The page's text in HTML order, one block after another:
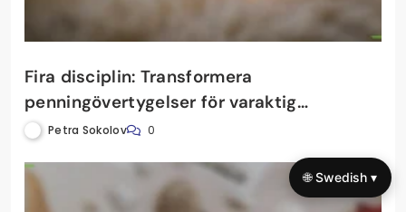
Fira disciplin: Transformera
penningövertygelser för varaktig
ekonomisk framgång
Petra Sokolov 0
🌐 Swedish ▾